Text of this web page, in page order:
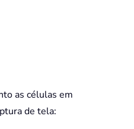
as células em
de tela: